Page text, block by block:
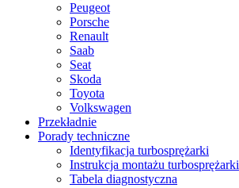
Peugeot
Porsche
Renault
Saab
Seat
Skoda
Toyota
Volkswagen
Przekładnie
Porady techniczne
Identyfikacja turbosprężarki
Instrukcja montażu turbosprężarki
Tabela diagnostyczna